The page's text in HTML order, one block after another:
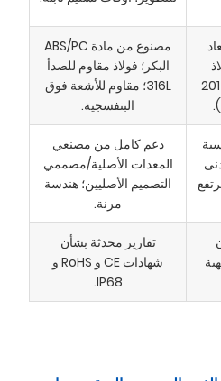
المقاوم للصدأ 201
مصنوع من مادة ABS/PC
البكر؛ فولاذ مقاوم للصدأ
316L؛ مقاوم للأشعة فوق
البنفسجية.
دعم كامل من مصنعي
المعدات الأصلية/مصممي
التصميم الأصليين؛ هندسة
مرنة.
تقارير محدثة بشأن
شهادات CE و RoHS و
IP68.